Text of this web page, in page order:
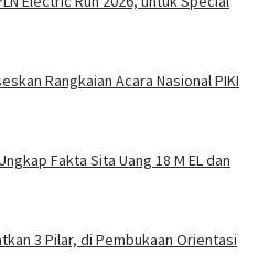
Rangkaian Acara Nasional PIKI
Fakta Sita Uang 18 M EL dan
3 Pilar, di Pembukaan Orientasi